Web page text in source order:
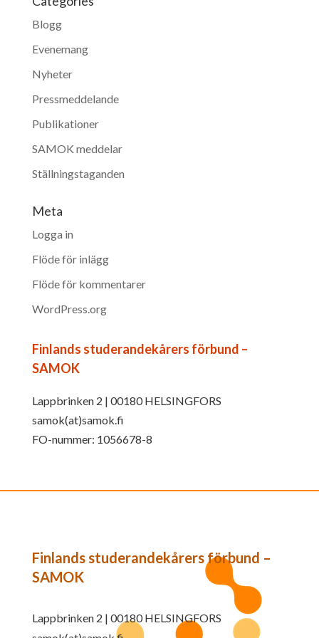
Blogg
Evenemang
Nyheter
Pressmeddelande
Publikationer
SAMOK meddelar
Ställningstaganden
Meta
Logga in
Flöde för inlägg
Flöde för kommentarer
WordPress.org
Finlands studerandekårers förbund –
SAMOK
Lappbrinken 2 | 00180 HELSINGFORS
samok(at)samok.fi
FO-nummer: 1056678-8
Finlands studerandekårers förbund –
SAMOK
Lappbrinken 2 | 00180 HELSINGFORS